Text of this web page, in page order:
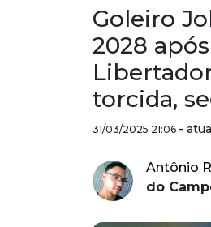
Goleiro
2028
torcida,
31/03/2025 21:06 -
Antônio
do